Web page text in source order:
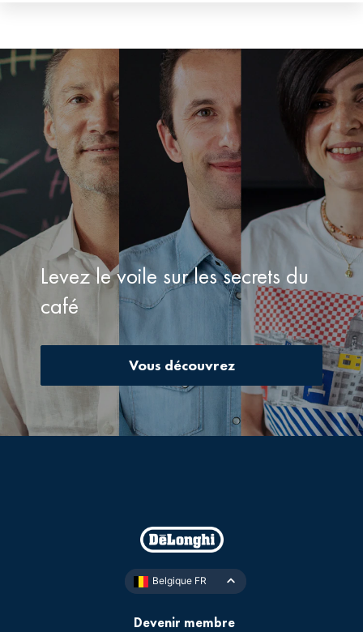
Levez le voile sur les secrets du
café
Vous découvrez
Belgique FR
Devenir membre